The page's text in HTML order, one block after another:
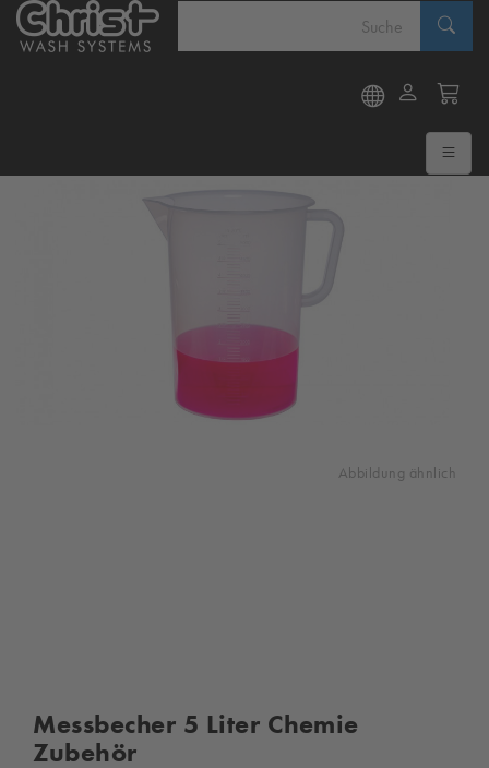
Abbildung ähnlich
Messbecher 5 Liter Chemie
Zubehör